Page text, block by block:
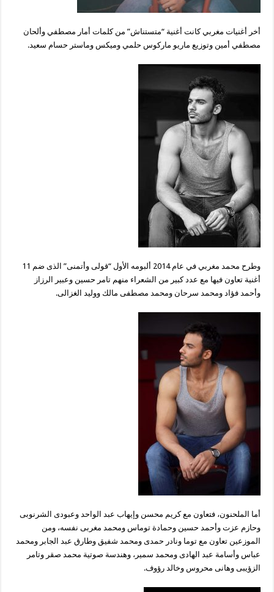
أخر أغنيات مغربي كانت أغنية “متستناش” من كلمات أمار مصطفي وألحان
مصطفي أمين وتوزيع ماريو ماركوس حلمي وميكس وماستر حسام سعيد.
وطرح محمد مغربي في عام 2014 ألبومه الأول “قولى وأتمنى” الذى ضم 11
أغنية تعاون فيها مع عدد كبير من الشعراء منهم تامر حسين وعبير الرزاز
وأحمد فؤاد ومحمد سرحان ومحمد مصطفى مالك ووليد الغزالى.
أما الملحنون، فتعاون مع كريم محسن وإيهاب عبد الواحد وعبودى الشرنوبى
وحازم عزت وأحمد حسين وحمادة توماس ومحمد مغربى نفسه، ومن
الموزعين تعاون مع توما ونادر حمدى ومحمد شفيق وطارق عبد الجابر ومحمد
عباس وأسامة عبد الهادى ومحمد سمير، وهندسة صوتية محمد صقر وتامر
الزؤيبى وهانى محروس وخالد رؤوف.